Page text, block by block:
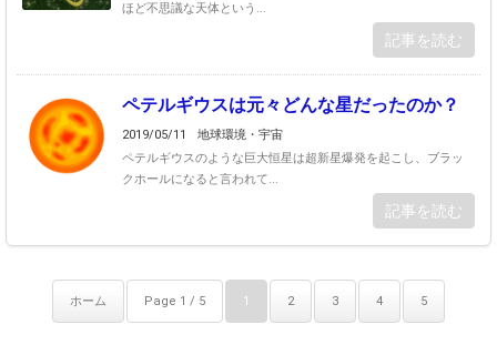
ほど不思議な天体という...
記事を読む
ペテルギウスは元々どんな星だったのか？
2019/05/11
地球環境・宇宙
ペテルギウスのような巨大恒星は超新星爆発を起こし、ブラッ
クホールになると言われて...
記事を読む
ホーム Page 1 / 5 1 2 3 4 5